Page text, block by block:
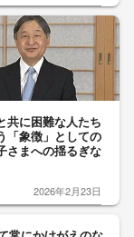
共に困難な人たち
「象徴」としての
さまへの揺るぎな
2026年2月23日